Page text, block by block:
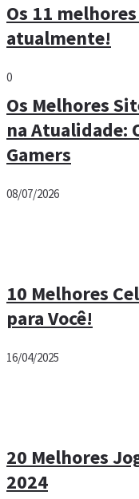
Os 11
atualmente!
0
Os Melhores
na Atualidade:
Gamers
08/07/2026
10 Melhores
para Você!
16/04/2025
20 Melhores
2024